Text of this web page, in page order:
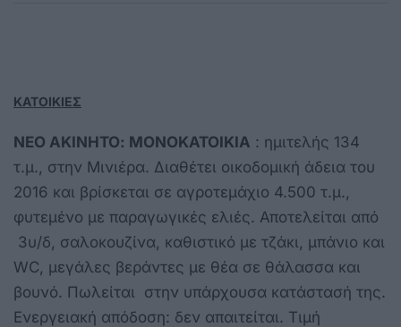
ΚΑΤΟΙΚΙΕΣ
ΝΕΟ ΑΚΙΝΗΤΟ: ΜΟΝΟΚΑΤΟΙΚΙΑ : ημιτελής 134
τ.μ., στην Μινιέρα. Διαθέτει οικοδομική άδεια του
2016 και βρίσκεται σε αγροτεμάχιο 4.500 τ.μ.,
φυτεμένο με παραγωγικές ελιές. Αποτελείται από
3υ/δ, σαλοκουζίνα, καθιστικό με τζάκι, μπάνιο και
WC, μεγάλες βεράντες με θέα σε θάλασσα και
βουνό. Πωλείται στην υπάρχουσα κατάστασή της.
Ενεργειακή απόδοση: δεν απαιτείται. Τιμή